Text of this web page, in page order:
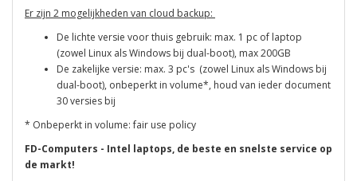
Er zijn 2 mogelijkheden van cloud backup:
De lichte versie voor thuis gebruik: max. 1 pc of laptop
(zowel Linux als Windows bij dual-boot), max 200GB
De zakelijke versie: max. 3 pc's (zowel Linux als Windows bij
dual-boot), onbeperkt in volume*, houd van ieder document
30 versies bij
* Onbeperkt in volume: fair use policy
FD-Computers - Intel laptops, de beste en snelste service op
de markt!